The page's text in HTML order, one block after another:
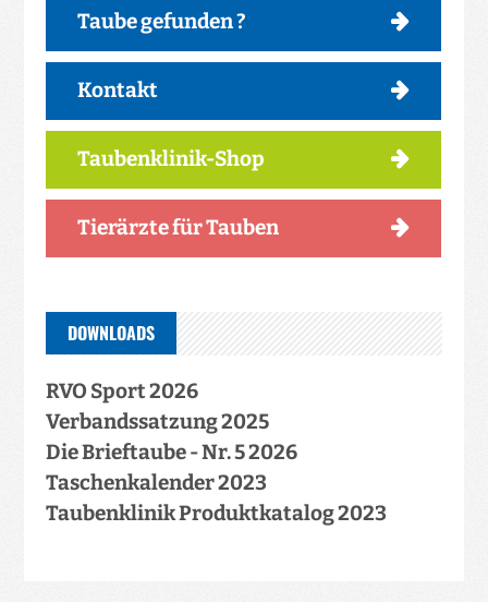
Taube gefunden ?
Kontakt
Taubenklinik-Shop
Tierärzte für Tauben
DOWNLOADS
RVO Sport 2026
Verbandssatzung 2025
Die Brieftaube - Nr. 5 2026
Taschenkalender 2023
Taubenklinik Produktkatalog 2023